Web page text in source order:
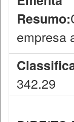
Resumo:
empresa
342.29